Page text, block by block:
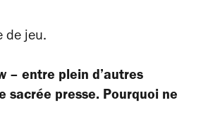
de jeu.
– entre plein d’autres
sacrée presse. Pourquoi ne